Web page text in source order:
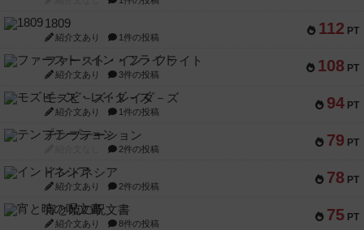
112 PT
1809
紹介文あり 1件の投稿
108 PT
ファースト・イン・フライト
紹介文あり 3件の投稿
94 PT
モズビ－ズ・レイダ－ズ
紹介文あり 1件の投稿
79 PT
テンプテーション
2件の投稿
78 PT
インドネシア
紹介文あり 2件の投稿
75 PT
宵と暁の呪文書
紹介文あり 8件の投稿